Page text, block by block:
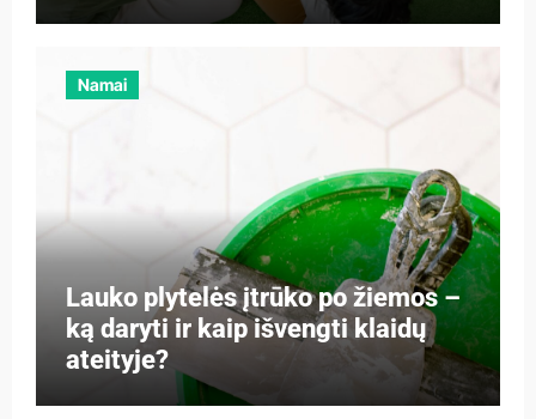
Namai
Lauko plytelės įtrūko po žiemos –
ką daryti ir kaip išvengti klaidų
ateityje?